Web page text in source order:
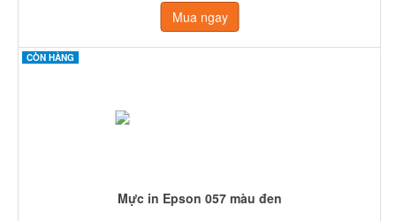
Mua ngay
CÒN HÀNG
Mực in Epson 057 màu đen